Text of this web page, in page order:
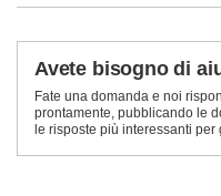
Avete bisogno di
Fate una domanda e noi
prontamente, pubblicando le
le risposte più interessanti per